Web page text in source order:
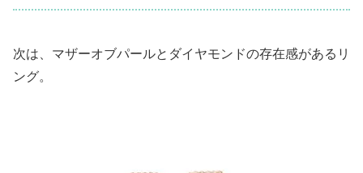
次は、マザーオブパールとダイヤモンドの存在感があるリ
ング。